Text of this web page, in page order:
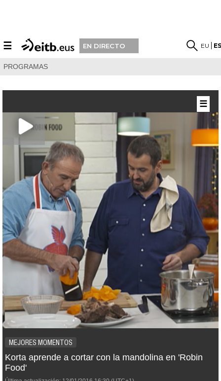
☰ EN DIRECTO EU
PROGRAMAS
MEJORES MOMENTOS
Korta aprende a cortar con la mandolina en 'Robin
Food'
☰